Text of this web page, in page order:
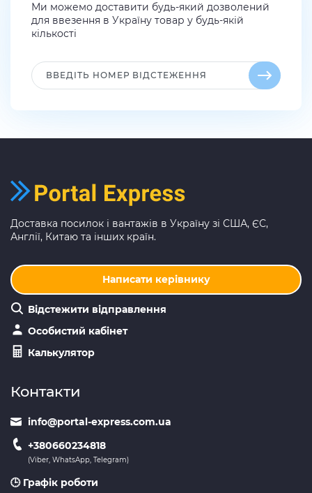
Ми можемо доставити будь-який дозволений
для ввезення в Україну товар у будь-якій
кількості
Доставка посилок і вантажів в Україну зі США, ЄС,
Англії, Китаю та інших країн.
Написати керівнику
Відстежити відправлення
Особистий кабінет
Калькулятор
Контакти
info@portal-express.com.ua
+380660234818
(Viber, WhatsApp, Telegram)
🕒 Графік роботи